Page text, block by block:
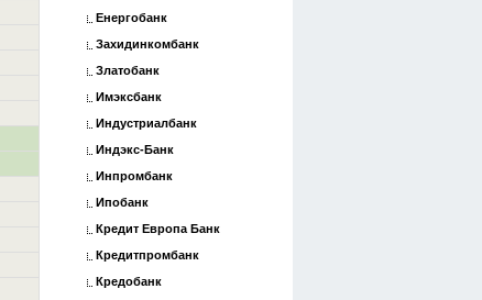
Енергобанк
Захидинкомбанк
Златобанк
Имэксбанк
Индустриалбанк
Индэкс-Банк
Инпромбанк
Ипобанк
Кредит Европа Банк
Кредитпромбанк
Кредобанк